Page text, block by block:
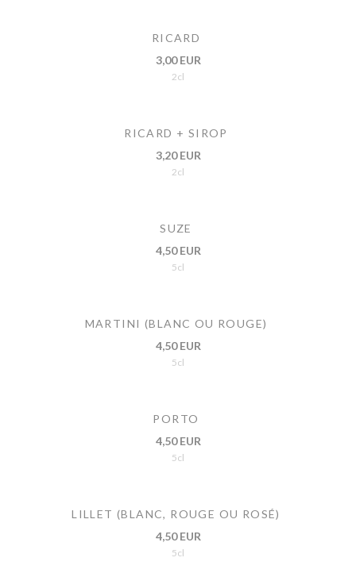
RICARD
3,00 EUR
2cl
RICARD + SIROP
3,20 EUR
2cl
SUZE
4,50 EUR
5cl
MARTINI (BLANC OU ROUGE)
4,50 EUR
5cl
PORTO
4,50 EUR
5cl
LILLET (BLANC, ROUGE OU ROSÉ)
4,50 EUR
5cl